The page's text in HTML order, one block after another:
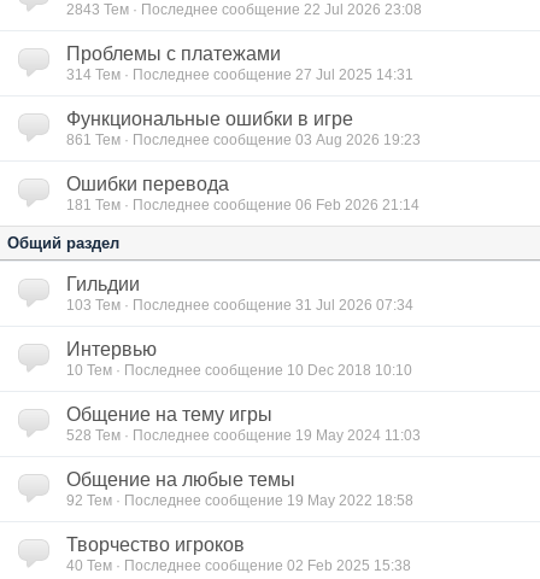
2843 Тем · Последнее сообщение 22 Jul 2026 23:08
Проблемы с платежами
314 Тем · Последнее сообщение 27 Jul 2025 14:31
Функциональные ошибки в игре
861 Тем · Последнее сообщение 03 Aug 2026 19:23
Ошибки перевода
181 Тем · Последнее сообщение 06 Feb 2026 21:14
Общий раздел
Гильдии
103 Тем · Последнее сообщение 31 Jul 2026 07:34
Интервью
10 Тем · Последнее сообщение 10 Dec 2018 10:10
Общение на тему игры
528 Тем · Последнее сообщение 19 May 2024 11:03
Общение на любые темы
92 Тем · Последнее сообщение 19 May 2022 18:58
Творчество игроков
40 Тем · Последнее сообщение 02 Feb 2025 15:38